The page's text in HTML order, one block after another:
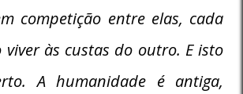
competição entre elas, cada
às custas do outro. E isto
A humanidade é antiga,